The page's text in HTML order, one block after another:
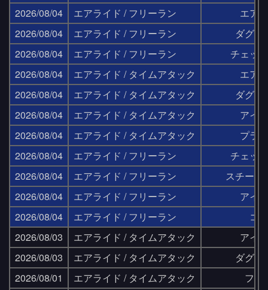
2026/08/04
エアライド / フリーラン
エア
2026/08/04
エアライド / フリーラン
ダグウ
2026/08/04
エアライド / フリーラン
チェッ
2026/08/04
エアライド / タイムアタック
エア
2026/08/04
エアライド / タイムアタック
ダグウ
2026/08/04
エアライド / タイムアタック
アイ
2026/08/04
エアライド / タイムアタック
プラ
2026/08/04
エアライド / フリーラン
チェッ
2026/08/04
エアライド / フリーラン
スチール
2026/08/04
エアライド / フリーラン
アイ
2026/08/04
エアライド / フリーラン
コ
2026/08/03
エアライド / タイムアタック
アイ
2026/08/03
エアライド / タイムアタック
ダグウ
2026/08/01
エアライド / タイムアタック
フラ